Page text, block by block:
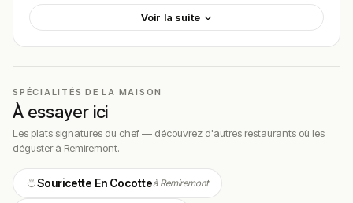
autrefois leur art) — concept officiel d’une
PRODUITS FRAIS DE SAISON »et d’une« cuisine d’antan,
modernisée »par lechef passionnéqui propose des
plats raffinés fait maisonà l’aide deproduits locaux du
terroir vosgien
renouvelés chaque weekend
— historique : Fête des Saints, Vendanges, Figue et
volaille, Poissons d’été, Asperges, Couscous, Pâques)
— les signatures plébiscitées sont en entrée le
saumon
signature, la
salade de gésier au
pâté lorrain
Voir la suite
SPÉCIALITÉS DE LA MAISON
À essayer ici
Les plats signatures du chef — découvrez d'autres restaurants où les
déguster à Remiremont.
Souricette En Cocotteà Remiremont